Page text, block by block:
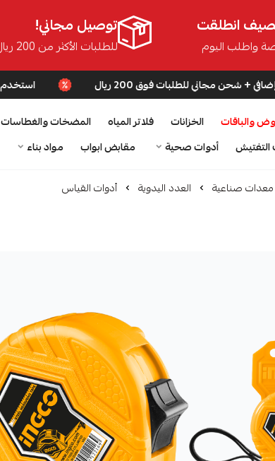
انطلقت
واطلب اليوم
توصيل مجاني!
للطلبات الأكثر من 200 ريال!
استخدم كود SWB لخصم إضافي + شحن مجاني للطلبات فوق 200 ريال
والباقات الخزانات فلاتر المياه المضخات والغطاسات
أدوات صحية مقابض ابواب مواد بناء
معدات صناعية العدد اليدوية أدوات القياس